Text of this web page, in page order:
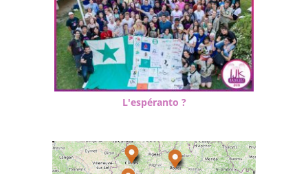
L'espéranto ?